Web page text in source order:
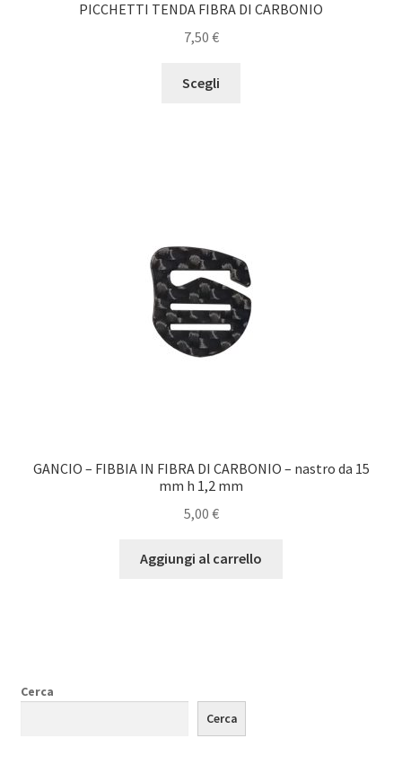
PICCHETTI TENDA FIBRA DI CARBONIO
7,50 €
Scegli
scelte
nella
pagina
del
GANCIO – FIBBIA IN FIBRA DI CARBONIO – nastro da 15
mm h 1,2 mm
5,00 €
Aggiungi al carrello
Cerca
Cerca